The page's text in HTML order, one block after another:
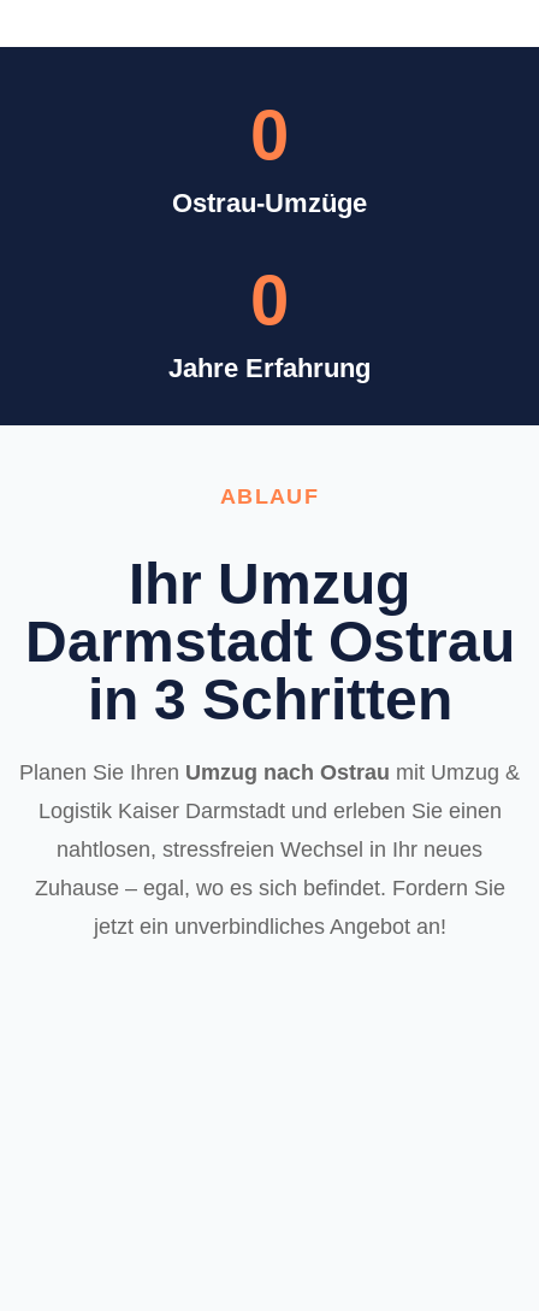
Ostrau-Umzüge
0
Jahre Erfahrung
0
ABLAUF
Ihr Umzug
Darmstadt Ostrau
in 3 Schritten
Planen Sie Ihren Umzug nach Ostrau mit Umzug &
Logistik Kaiser Darmstadt und erleben Sie einen
nahtlosen, stressfreien Wechsel in Ihr neues
Zuhause – egal, wo es sich befindet. Fordern Sie
jetzt ein unverbindliches Angebot an!